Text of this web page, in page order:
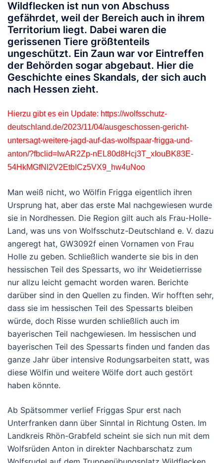
Wildflecken ist nun von Abschuss
gefährdet, weil der Bereich auch in ihrem
Territorium liegt. Dabei waren die
gerissenen Tiere größtenteils
ungeschützt. Ein Zaun war vor Eintreffen
der Behörden sogar abgebaut. Hier die
Geschichte eines Skandals, der sich auch
nach Hessen zieht.
Hierzu gibt es ein Update: https://wolfsschutz-
deutschland.de/2023/11/04/ausgeschossen-gericht-
untersagt-weitere-jagd-auf-das-wolfspaar-frigga-und-
anton/?fbclid=IwAR2Zp-nEL80d8Hcj3T_xIouBK83E-
54HkMGfNl2V2EtbICz5VX9_hw4uNoo
Man weiß nicht, wo Wölfin Frigga eigentlich ihren
Ursprung hat, aber das erste Mal nachgewiesen wurde
sie in Nordhessen. Die Region gilt auch als Frau-Holle-
Land, was uns von Wolfsschutz-Deutschland e. V. dazu
angeregt hat, GW3092f einen Vornamen von Frau
Holle zu geben. Schließlich wanderte sie bis in den
hessischen Teil des Spessarts, wo ihr Weidetierrisse
nur allzu leicht gemacht worden waren. Berichte
darüber sind in den Quellen zu finden. Wir hofften sehr,
dass sie im hessischen Teil des Spessarts bleiben
würde, doch Risse wurden schließlich auch im
bayerischen Teil nachgewiesen. Im hessischen und
bayerischen Teil des Spessarts finden und fanden das
ganze Jahr über intensive Rodungsarbeiten statt, was
diese Wölfin und weitere Wölfe dort auch gestört
haben könnte.
Ab Spätsommer verlief Friggas Spur erst nach
Unterfranken dann über Sinntal in Richtung Osten. Im
Landkreis Rhön-Grabfeld scheint sie sich nun mit dem
Wolfsrüden Anton in direkter Nachbarschatz zum